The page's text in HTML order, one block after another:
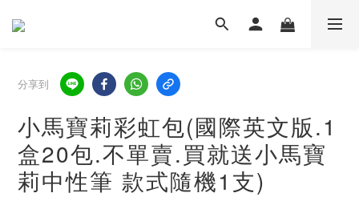
分享到
小馬寶莉彩虹包(國際英文版.1
盒20包.不單賣.買就送小馬寶
莉中性筆 款式隨機1支)